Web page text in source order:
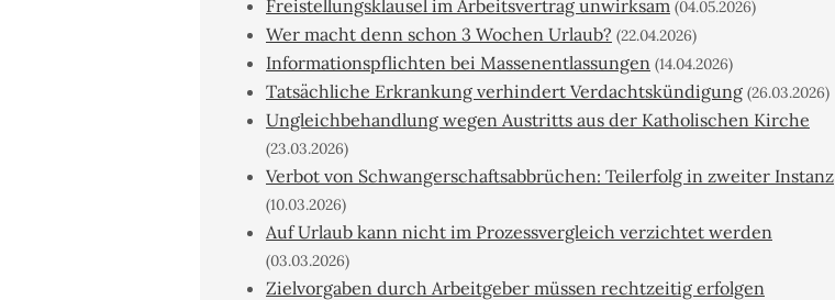
Freistellungsklausel im Arbeitsvertrag unwirksam (04.05.2026)
Wer macht denn schon 3 Wochen Urlaub? (22.04.2026)
Informationspflichten bei Massenentlassungen (14.04.2026)
Tatsächliche Erkrankung verhindert Verdachtskündigung (26.03.2026)
Ungleichbehandlung wegen Austritts aus der Katholischen Kirche
(23.03.2026)
Verbot von Schwangerschaftsabbrüchen: Teilerfolg in zweiter Instanz
(10.03.2026)
Auf Urlaub kann nicht im Prozessvergleich verzichtet werden
(03.03.2026)
Zielvorgaben durch Arbeitgeber müssen rechtzeitig erfolgen